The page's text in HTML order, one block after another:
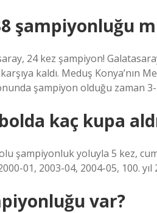
şampiyonluğu
24 kez şampiyon!
kaldı. Meduş
şampiyon olduğu zaman
kaç kupa
şampiyonluk yoluyla 5 kez,
01, 2003-04, 2004-05, 100.
var?